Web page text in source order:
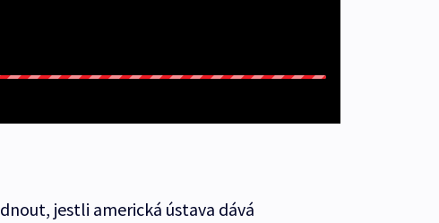
jestli americká ústava dává